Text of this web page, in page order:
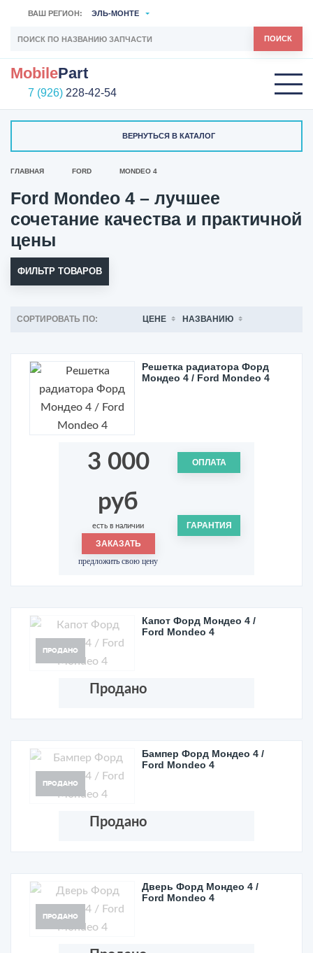
ВАШ РЕГИОН: ЭЛЬ-МОНТЕ
ПОИСК
MobilePart
7 (926) 228-42-54
ВЕРНУТЬСЯ В КАТАЛОГ
ГЛАВНАЯ FORD MONDEO 4
Ford Mondeo 4 – лучшее
сочетание качества и практичной
цены
ФИЛЬТР ТОВАРОВ
СОРТИРОВАТЬ ПО: ЦЕНЕ НАЗВАНИЮ
Решетка радиатора Форд
Мондео 4 / Ford Mondeo 4
3 000
руб
есть в наличии
ЗАКАЗАТЬ
предложить свою цену
ОПЛАТА
ГАРАНТИЯ
ПРОДАНО
Капот Форд Мондео 4 /
Ford Mondeo 4
Продано
ПРОДАНО
Бампер Форд Мондео 4 /
Ford Mondeo 4
Продано
ПРОДАНО
Дверь Форд Мондео 4 /
Ford Mondeo 4